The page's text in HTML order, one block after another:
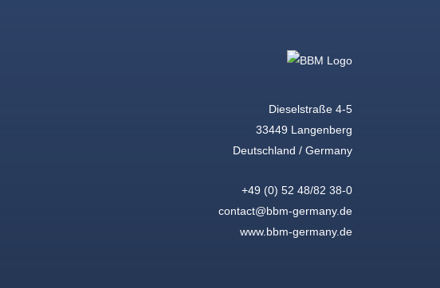
Dieselstraße 4-5
33449 Langenberg
Deutschland / Germany
+49 (0) 52 48/82 38-0
contact@bbm-germany.de
www.bbm-germany.de